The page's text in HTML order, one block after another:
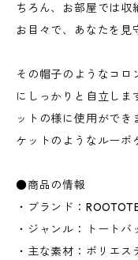
ちろん、お部屋では収
お目々で、あなたを見
その帽子のようなコロ
にしっかりと自立しま
ットの様に使用がで
ケットのようなルーポ
●商品の情報
・ブランド：
・ジャンル：トートバ
・主な素材：ポリエ